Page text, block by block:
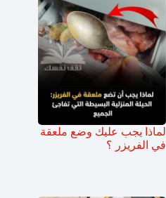
لماذا يجب عليك وضع ملعقة
في الفريزر ؟